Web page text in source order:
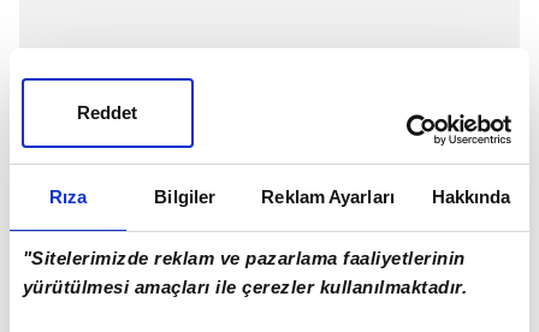
Rıza Bilgiler Reklam Ayarları Hakkında
"Sitelerimizde reklam ve pazarlama faaliyetlerinin
yürütülmesi amaçları ile çerezler kullanılmaktadır.
Reddet